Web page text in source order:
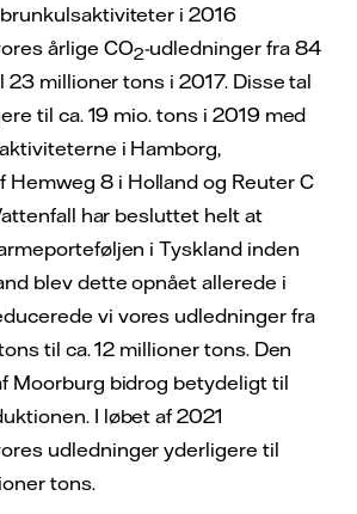
i 2016
årlige CO2-udledninger fra 84
millioner tons i 2017. Disse tal
til ca. 19 mio. tons i 2019 med
i Hamborg,
Hemweg 8 i Holland og Reuter C
har besluttet helt at
i Tyskland inden
blev dette opnået allerede i
vi vores udledninger fra
til ca. 12 millioner tons. Den
Moorburg bidrog betydeligt til
I løbet af 2021
udledninger yderligere til
tons.